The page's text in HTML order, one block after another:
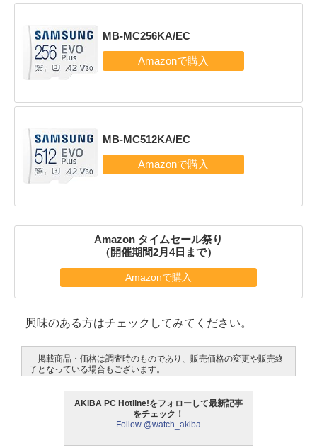
MB-MC256KA/EC
MB-MC512KA/EC
Amazon タイムセール祭り
（開催期間2月4日まで）
Amazonで購入
興味のある方はチェックしてみてください。
掲載商品・価格は調査時のものであり、販売価格の変更や販売終
了となっている場合もございます。
AKIBA PC Hotline!をフォローして最新記事
をチェック！
Follow @watch_akiba